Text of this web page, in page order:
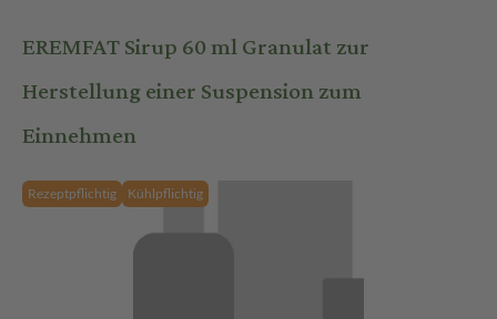
EREMFAT Sirup 60 ml Granulat zur
Herstellung einer Suspension zum
Einnehmen
Rezeptpflichtig Kühlpflichtig